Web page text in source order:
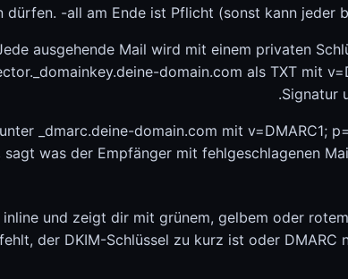
-all am Ende ist Pflicht (sonst kann jeder
ausgehende Mail wird mit einem privaten
domain.com als TXT mit
Signatur
_dmarc.deine-domain.com mit v=DMARC1;
sagt was der Empfänger mit fehlgeschlagenen
inline und zeigt dir mit grünem, gelbem oder
der DKIM-Schlüssel zu kurz ist oder DMARC